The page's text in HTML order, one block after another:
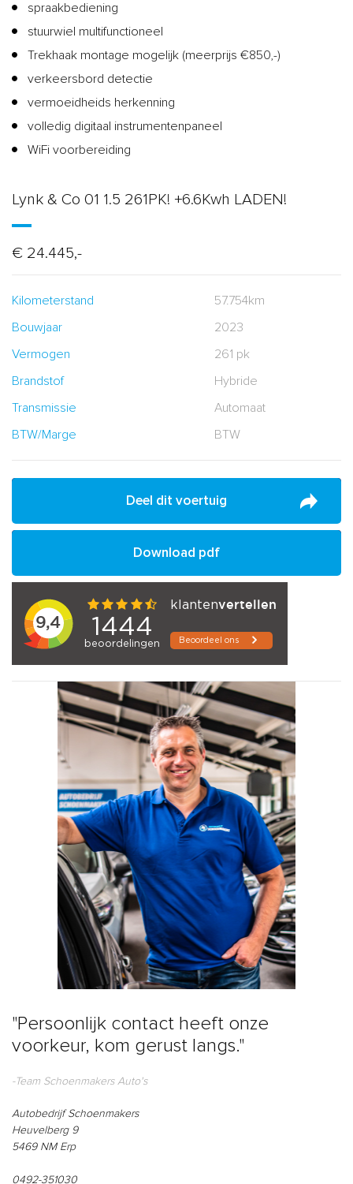
spraakbediening
stuurwiel multifunctioneel
Trekhaak montage mogelijk (meerprijs €850,-)
verkeersbord detectie
vermoeidheids herkenning
volledig digitaal instrumentenpaneel
WiFi voorbereiding
Lynk & Co 01 1.5 261PK! +6.6Kwh LADEN!
€ 24.445,-
Kilometerstand
57.754km
Bouwjaar
2023
Vermogen
261 pk
Brandstof
Hybride
Transmissie
Automaat
BTW/Marge
BTW
Deel dit voertuig
Download pdf
"Persoonlijk contact heeft onze
voorkeur, kom gerust langs."
-Team Schoenmakers Auto's
Autobedrijf Schoenmakers
Heuvelberg 9
5469 NM Erp
0492-351030